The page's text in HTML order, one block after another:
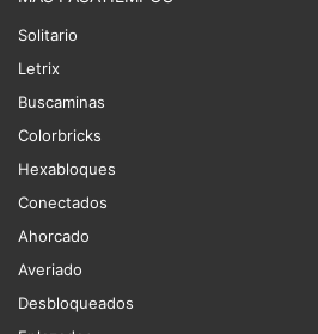
Solitario
Letrix
Buscaminas
Colorbricks
Hexabloques
Conectados
Ahorcado
Averiado
Desbloqueados